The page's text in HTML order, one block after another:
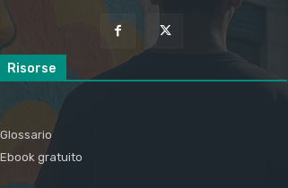
Risorse
Glossario
Ebook gratuito